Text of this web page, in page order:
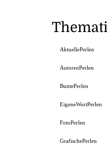
AktuellePerlen
AutorenPerlen
BuntePerlen
EigeneWortPerlen
FotoPerlen
GrafischePerlen